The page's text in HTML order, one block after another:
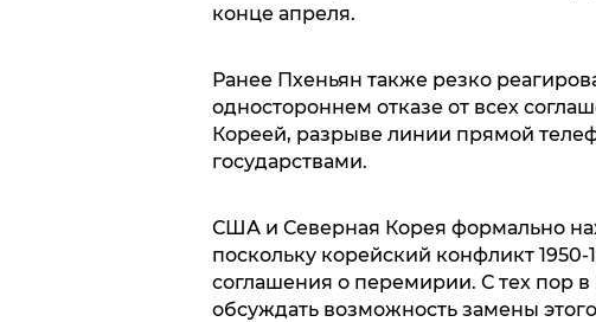
конце апреля.
Ранее Пхеньян также резко
одностороннем отказе от всех
Кореей, разрыве линии прямой
государствами.
США и Северная Корея формально
поскольку корейский конфликт
соглашения о перемирии. С тех пор
обсуждать возможность замены